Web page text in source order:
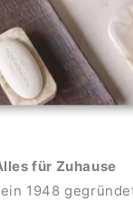
für Zuhause
1948